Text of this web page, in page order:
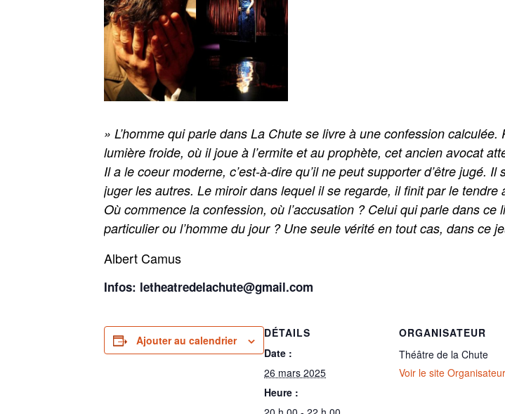
» L’homme qui parle dans La Chute se livre à une confession
lumière froide, où il joue à l’ermite et au prophète, cet ancien avocat
Il a le coeur moderne, c’est-à-dire qu’il ne peut supporter d’être jugé.
juger les autres. Le miroir dans lequel il se regarde, il finit par le tendre
Où commence la confession, où l’accusation ? Celui qui parle dans
particulier ou l’homme du jour ? Une seule vérité en tout cas, dans ce
Albert Camus
Infos: letheatredelachute@gmail.com
Ajouter au calendrier
DÉTAILS
Date :
26 mars 2025
Heure :
ORGANISATEUR
Théâtre de la Chute
Voir le site Organisateur